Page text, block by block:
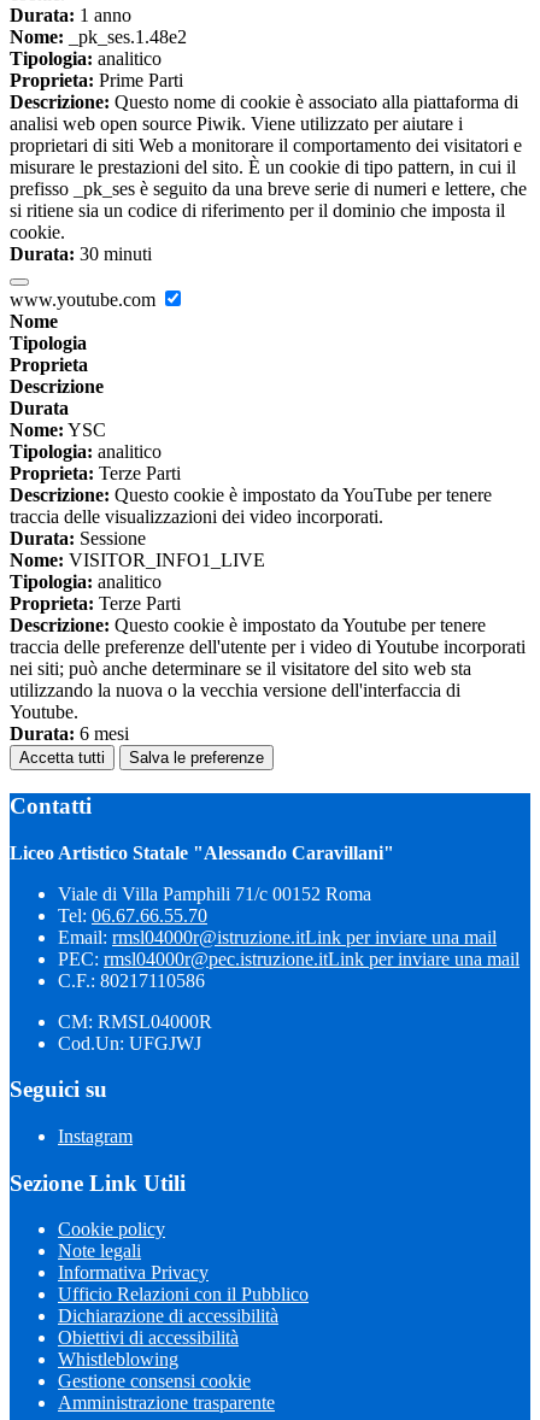
Durata: 1 anno
Nome: _pk_ses.1.48e2
Tipologia: analitico
Proprieta: Prime Parti
Descrizione: Questo nome di cookie è associato alla piattaforma di
analisi web open source Piwik. Viene utilizzato per aiutare i
proprietari di siti Web a monitorare il comportamento dei visitatori e
misurare le prestazioni del sito. È un cookie di tipo pattern, in cui il
prefisso _pk_ses è seguito da una breve serie di numeri e lettere, che
si ritiene sia un codice di riferimento per il dominio che imposta il
cookie.
Durata: 30 minuti
www.youtube.com
Nome
Tipologia
Proprieta
Descrizione
Durata
Nome: YSC
Tipologia: analitico
Proprieta: Terze Parti
Descrizione: Questo cookie è impostato da YouTube per tenere
traccia delle visualizzazioni dei video incorporati.
Durata: Sessione
Nome: VISITOR_INFO1_LIVE
Tipologia: analitico
Proprieta: Terze Parti
Descrizione: Questo cookie è impostato da Youtube per tenere
traccia delle preferenze dell'utente per i video di Youtube incorporati
nei siti; può anche determinare se il visitatore del sito web sta
utilizzando la nuova o la vecchia versione dell'interfaccia di
Youtube.
Durata: 6 mesi
Accetta tutti Salva le preferenze
Contatti
Liceo Artistico Statale "Alessando Caravillani"
Viale di Villa Pamphili 71/c 00152 Roma
Tel: 06.67.66.55.70
Email: rmsl04000r@istruzione.itLink per inviare una mail
PEC: rmsl04000r@pec.istruzione.itLink per inviare una mail
C.F.: 80217110586
CM: RMSL04000R
Cod.Un: UFGJWJ
Seguici su
Instagram
Sezione Link Utili
Cookie policy
Note legali
Informativa Privacy
Ufficio Relazioni con il Pubblico
Dichiarazione di accessibilità
Obiettivi di accessibilità
Whistleblowing
Gestione consensi cookie
Amministrazione trasparente